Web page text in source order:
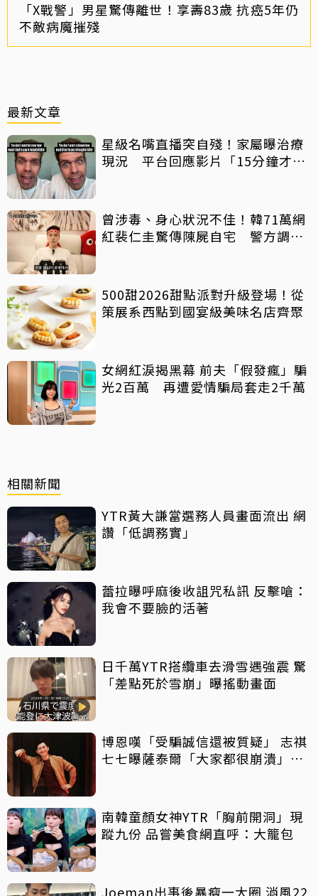
「X戰警」男星驚傳離世！享壽83歲 抗癌5年仍
不敵病魔摧殘
最新文章
星級名嘴直播突自殘！家屬曝治療
現況 平台回應影片「15分鐘才下
曾涉毒、身心狀況不佳！韓71萬網
紅裴仁圭驚傳陳屍自宅 警方調查
500甜2026甜點派對升級登場！從
策展系西點到國宴級美味名店齊聚
女網紅淚揭黑幕 前夫「假發瘋」騙
光2百萬 再遭愛情騙局套走2千萬
相關新聞
YTR黃大謙當選務人員畫面流出 網
讚「低調務實」
蕾拉曝呼麻後收詛咒私訊 反擊嗆：
我會不要臉的活著
日千萬YTR搭纜車去滑雪遇強震 驚
「差點死於雪崩」曝搖動畫面
博恩嘆「受騙誠信還被質疑」 志祺
七七曝薩泰爾「大家都很崩潰」：
南韓童顏女神YTR「胸前開洞」現
蹤九份 品嘗美食網直呼：大籠包
Joeman出事後暴瘦一大圈 消風22